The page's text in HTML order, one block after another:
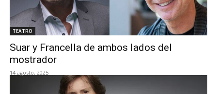
TEATRO
Suar y Francella de ambos lados del
mostrador
14 agosto, 2025